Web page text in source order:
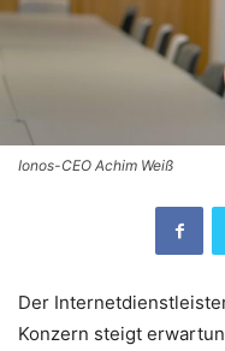
Ionos-CEO Achim Weiß
Der
Konzern steigt